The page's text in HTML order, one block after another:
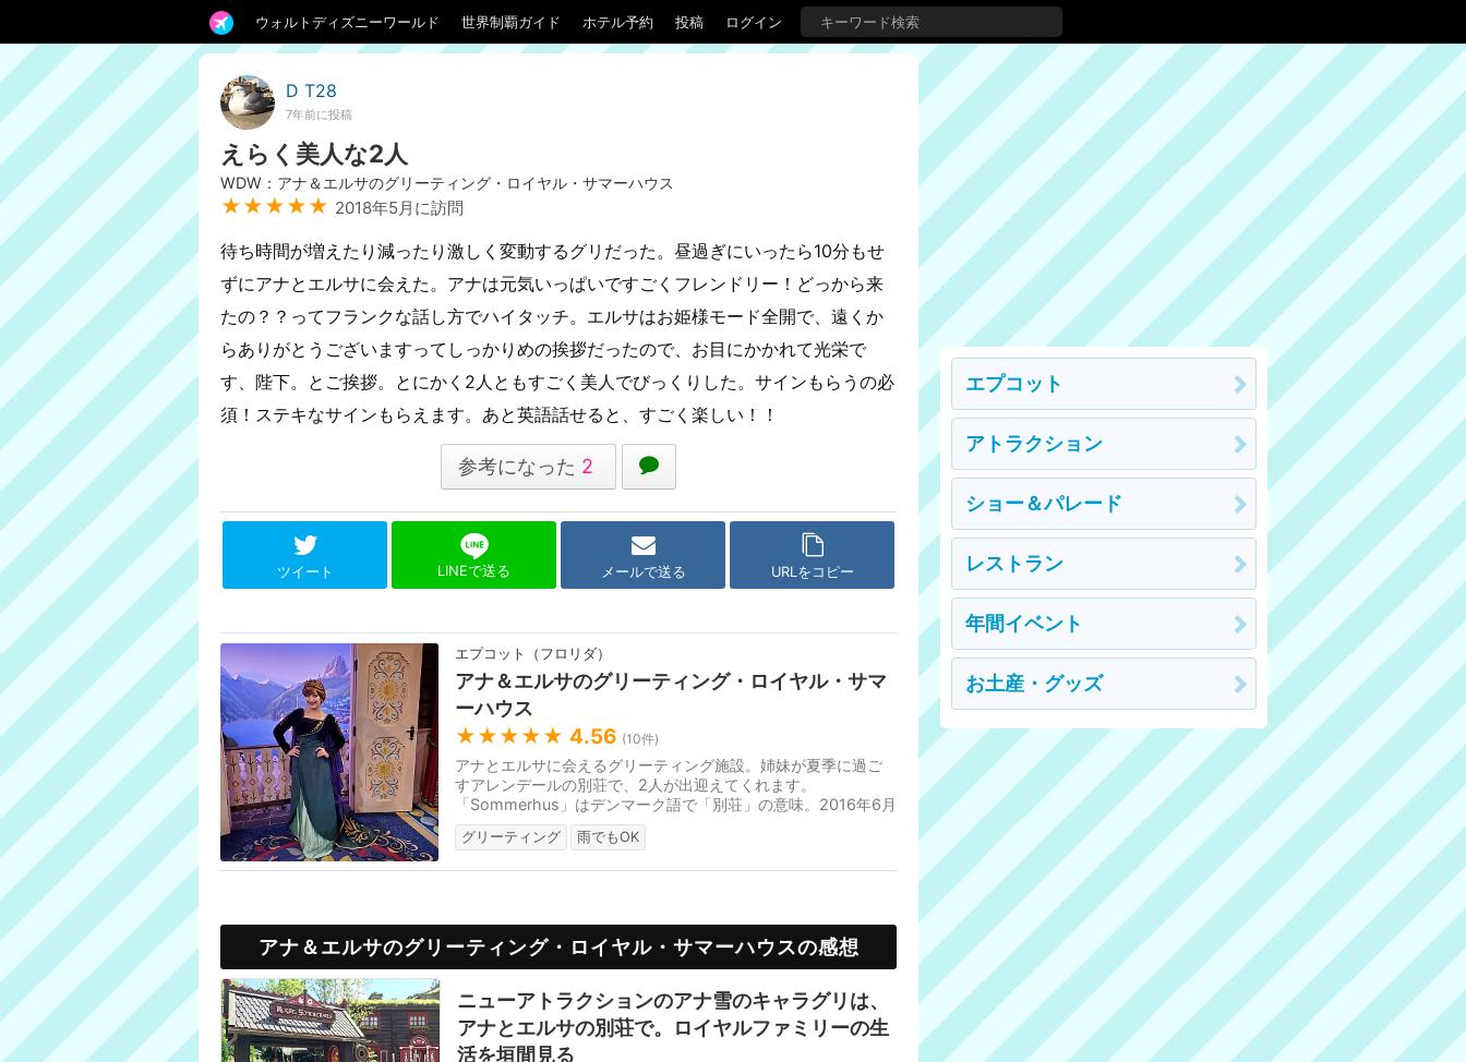
ウォルトディズニーワールド 世界制覇ガイド ホテル予約 投稿 ログイン
D T28
7年前に投稿
えらく美人な2人
WDW：アナ＆エルサのグリーティング・ロイヤル・サマーハウス
★★★★★ 2018年5月に訪問
待ち時間が増えたり減ったり激しく変動するグリだった。昼過ぎにいったら10分もせ
ずにアナとエルサに会えた。アナは元気いっぱいですごくフレンドリー！どっから来
たの？？ってフランクな話し方でハイタッチ。エルサはお姫様モード全開で、遠くか
らありがとうございますってしっかりめの挨拶だったので、お目にかかれて光栄で
す、陛下。とご挨拶。とにかく2人ともすごく美人でびっくりした。サインもらうの必
須！ステキなサインもらえます。あと英語話せると、すごく楽しい！！
参考になった 2
ツイート LINEで送る メールで送る URLをコピー
エプコット（フロリダ）
アナ＆エルサのグリーティング・ロイヤル・サマ
ーハウス
★★★★★ 4.56 (10件)
アナとエルサに会えるグリーティング施設。姉妹が夏季に過ご
すアレンデールの別荘で、2人が出迎えてくれます。
「Sommerhus」はデンマーク語で「別荘」の意味。2016年6月
オープン。
グリーティング 雨でもOK
アナ＆エルサのグリーティング・ロイヤル・サマーハウスの感想
ニューアトラクションのアナ雪のキャラグリは、
アナとエルサの別荘で。ロイヤルファミリーの生
活を垣間見る
エプコット
アトラクション
ショー＆パレード
レストラン
年間イベント
お土産・グッズ